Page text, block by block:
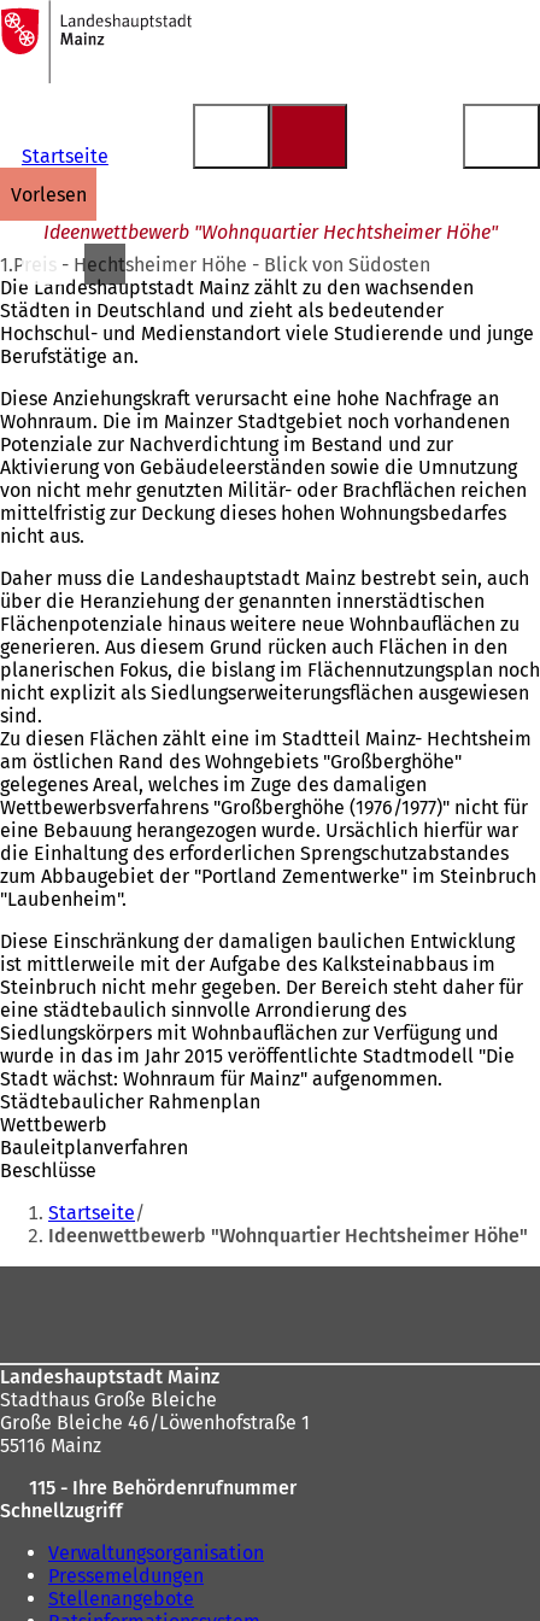
Inhalt anspringen
Zur
Startseite
Startseite
vorlesen
Ideenwettbewerb "Wohnquartier Hechtsheimer Höhe"
1.Preis - Hechtsheimer Höhe - Blick von Südosten
Die Landeshauptstadt Mainz zählt zu den wachsenden
Städten in Deutschland und zieht als bedeutender
Hochschul- und Medienstandort viele Studierende und junge
Berufstätige an.
Diese Anziehungskraft verursacht eine hohe Nachfrage an
Wohnraum. Die im Mainzer Stadtgebiet noch vorhandenen
Potenziale zur Nachverdichtung im Bestand und zur
Aktivierung von Gebäudeleerständen sowie die Umnutzung
von nicht mehr genutzten Militär- oder Brachflächen reichen
mittelfristig zur Deckung dieses hohen Wohnungsbedarfes
nicht aus.
Daher muss die Landeshauptstadt Mainz bestrebt sein, auch
über die Heranziehung der genannten innerstädtischen
Flächenpotenziale hinaus weitere neue Wohnbauflächen zu
generieren. Aus diesem Grund rücken auch Flächen in den
planerischen Fokus, die bislang im Flächennutzungsplan noch
nicht explizit als Siedlungserweiterungsflächen ausgewiesen
sind.
Zu diesen Flächen zählt eine im Stadtteil Mainz- Hechtsheim
am östlichen Rand des Wohngebiets "Großberghöhe"
gelegenes Areal, welches im Zuge des damaligen
Wettbewerbsverfahrens "Großberghöhe (1976/1977)" nicht für
eine Bebauung herangezogen wurde. Ursächlich hierfür war
die Einhaltung des erforderlichen Sprengschutzabstandes
zum Abbaugebiet der "Portland Zementwerke" im Steinbruch
"Laubenheim".
Diese Einschränkung der damaligen baulichen Entwicklung
ist mittlerweile mit der Aufgabe des Kalksteinabbaus im
Steinbruch nicht mehr gegeben. Der Bereich steht daher für
eine städtebaulich sinnvolle Arrondierung des
Siedlungskörpers mit Wohnbauflächen zur Verfügung und
wurde in das im Jahr 2015 veröffentlichte Stadtmodell "Die
Stadt wächst: Wohnraum für Mainz" aufgenommen.
Städtebaulicher Rahmenplan
Wettbewerb
Bauleitplanverfahren
Beschlüsse
Sie
befinden
sich
Startseite
Ideenwettbewerb "Wohnquartier Hechtsheimer Höhe"
Landeshauptstadt Mainz
Stadthaus Große Bleiche
Große Bleiche 46/Löwenhofstraße 1
55116 Mainz
115 - Ihre Behördenrufnummer
Schnellzugriff
Verwaltungsorganisation
Pressemeldungen
Stellenangebote